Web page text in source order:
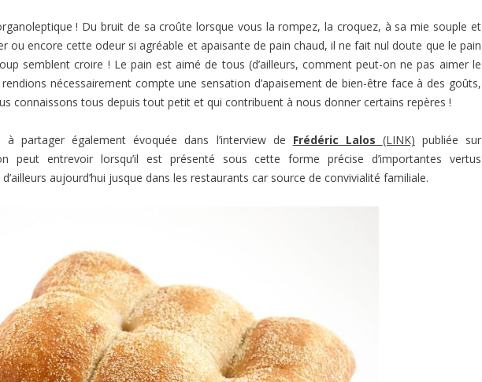
! Du bruit de sa croûte lorsque vous la rompez, la croquez, à sa mie souple et
ou encore cette odeur si agréable et apaisante de pain chaud, il ne fait nul doute que le pain
semblent croire ! Le pain est aimé de tous (d’ailleurs, comment peut-on ne pas aimer le
nécessairement compte une sensation d’apaisement de bien-être face à des goûts,
connaissons tous depuis tout petit et qui contribuent à nous donner certains repères !
partager également évoquée dans l’interview de Frédéric Lalos (LINK) publiée sur
peut entrevoir lorsqu’il est présenté sous cette forme précise d’importantes vertus
aujourd’hui jusque dans les restaurants car source de convivialité familiale.